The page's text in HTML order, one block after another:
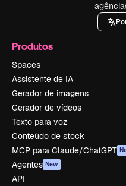
Produtos
Spaces
Assistente de IA
Gerador de imagens
Gerador de vídeos
Texto para voz
Conteúdo de stock
MCP para Claude/ChatGPT
Agentes New
API